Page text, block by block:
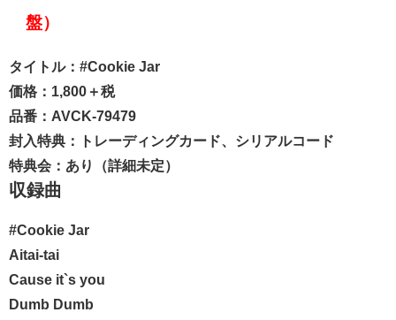
盤）
タイトル：#Cookie Jar
価格：1,800＋税
品番：AVCK-79479
封入特典：トレーディングカード、シリアルコード
特典会：あり（詳細未定）
収録曲
#Cookie Jar
Aitai-tai
Cause it`s you
Dumb Dumb